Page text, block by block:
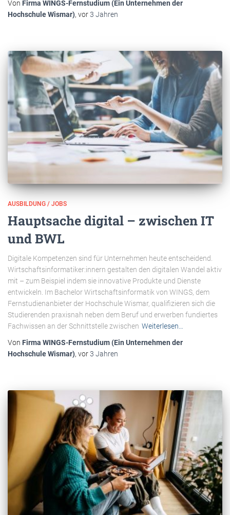
Von Firma WINGS-Fernstudium (Ein Unternehmen der
Hochschule Wismar), vor3 Jahren
AUSBILDUNG / JOBS
Hauptsache digital – zwischen IT
und BWL
Digitale Kompetenzen sind für Unternehmen heute entscheidend.
Wirtschaftsinformatiker:innern gestalten den digitalen Wandel aktiv
mit – zum Beispiel indem sie innovative Produkte und Dienste
entwickeln. Im Bachelor Wirtschaftsinformatik von WINGS, dem
Fernstudienanbieter der Hochschule Wismar, qualifizieren sich die
Studierenden praxisnah neben dem Beruf und erwerben fundiertes
Fachwissen an der Schnittstelle zwischen Weiterlesen…
Von Firma WINGS-Fernstudium (Ein Unternehmen der
Hochschule Wismar), vor3 Jahren